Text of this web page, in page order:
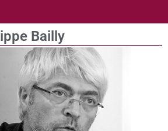
Bailly